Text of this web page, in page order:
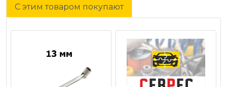
С этим товаром покупают